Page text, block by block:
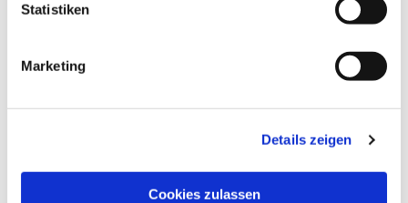
Statistiken
Marketing
Details zeigen
Cookies zulassen
Dies könnte Sie auch
interessieren